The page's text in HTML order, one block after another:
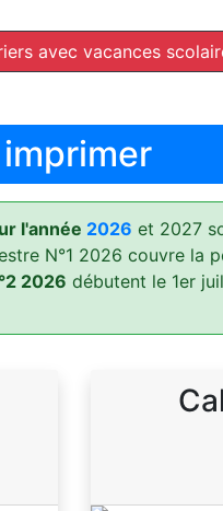
avec vacances
l'année 2026 et 2027
N°1 2026 couvre la
2026 débutent le 1er